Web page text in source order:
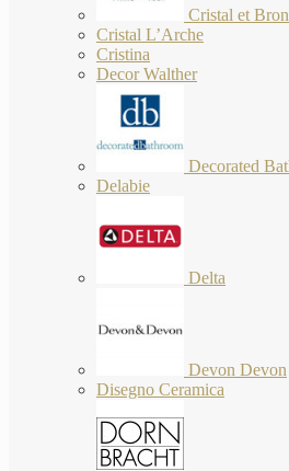
Cristal et
Cristal L’Arche
Cristina
Decor Walther
Decorated
Delabie
Delta
Devon Devon
Disegno Ceramica